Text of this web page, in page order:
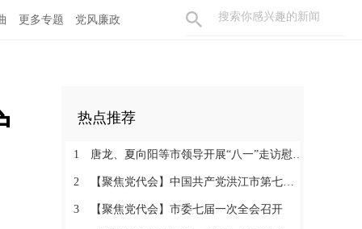
更多专题 党风廉政
热点推荐
1 唐龙、夏向阳等市领导开展“八一”走访慰问活动
2 【聚焦党代会】中国共产党洪江市第七次代表大会胜利闭幕
3 【聚焦党代会】市委七届一次全会召开